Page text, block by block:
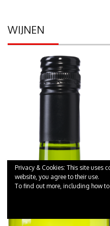
WIJNEN
Privacy & Cookies: This site uses
website, you agree to their use.
To find out more, including how to